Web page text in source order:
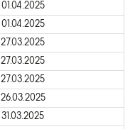
01.04.2025
01.04.2025
27.03.2025
27.03.2025
27.03.2025
26.03.2025
31.03.2025